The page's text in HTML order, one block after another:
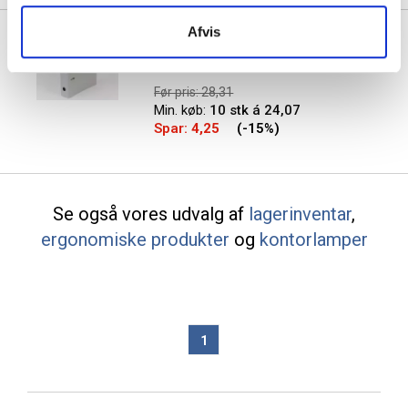
Afvis
Q-line brevordner med
metalskinne A4 75mm grå
Før pris: 28,31
Min. køb: 10 stk á 24,07
Spar:4,25 (-15%)
Se også vores udvalg af lagerinventar,
ergonomiske produkter og kontorlamper
1